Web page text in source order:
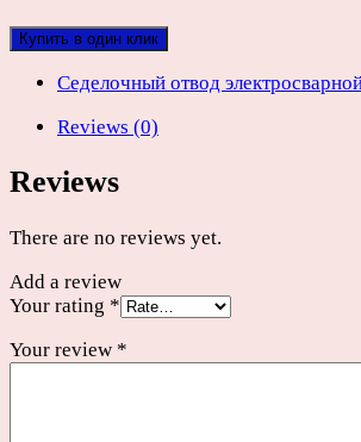
Купить в один клик
Седелочный отвод
Reviews (0)
Reviews
There are no reviews yet.
Add a review
Your rating *
Your review *